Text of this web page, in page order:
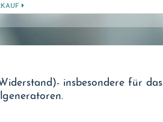
insbesondere für das